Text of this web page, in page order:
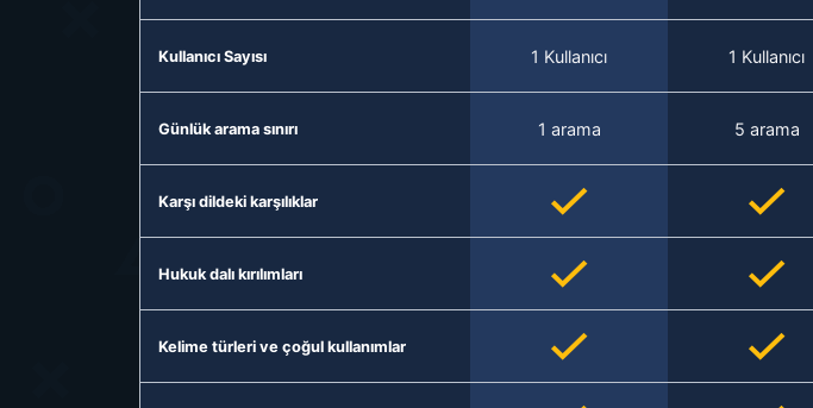
Kullanıcı Sayısı 1 Kullanıcı 1 Kullanıcı
Günlük arama sınırı 1 arama 5 arama
Karşı dildeki karşılıklar
Hukuk dalı kırılımları
Kelime türleri ve çoğul kullanımlar